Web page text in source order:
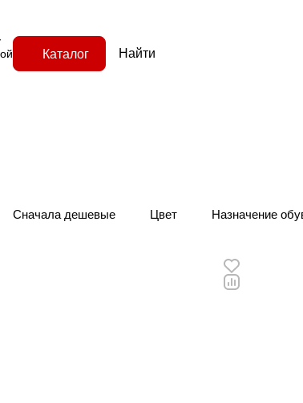
Каталог
Сначала дешевые Цвет Назначение